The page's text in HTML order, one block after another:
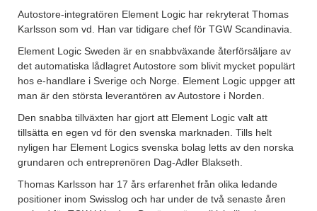
Autostore-integratören Element Logic har rekryterat Thomas
Karlsson som vd. Han var tidigare chef för TGW Scandinavia.
Element Logic Sweden är en snabbväxande återförsäljare av
det automatiska lådlagret Autostore som blivit mycket populärt
hos e-handlare i Sverige och Norge. Element Logic uppger att
man är den största leverantören av Autostore i Norden.
Den snabba tillväxten har gjort att Element Logic valt att
tillsätta en egen vd för den svenska marknaden. Tills helt
nyligen har Element Logics svenska bolag letts av den norska
grundaren och entreprenören Dag-Adler Blakseth.
Thomas Karlsson har 17 års erfarenhet från olika ledande
positioner inom Swisslog och har under de två senaste åren